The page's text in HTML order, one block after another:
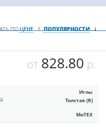
ПО ЦЕНЕ ↑ ПОПУЛЯРНОСТИ ↓
от 828.80 р.
Иглы
Толстая (R)
MoTEX